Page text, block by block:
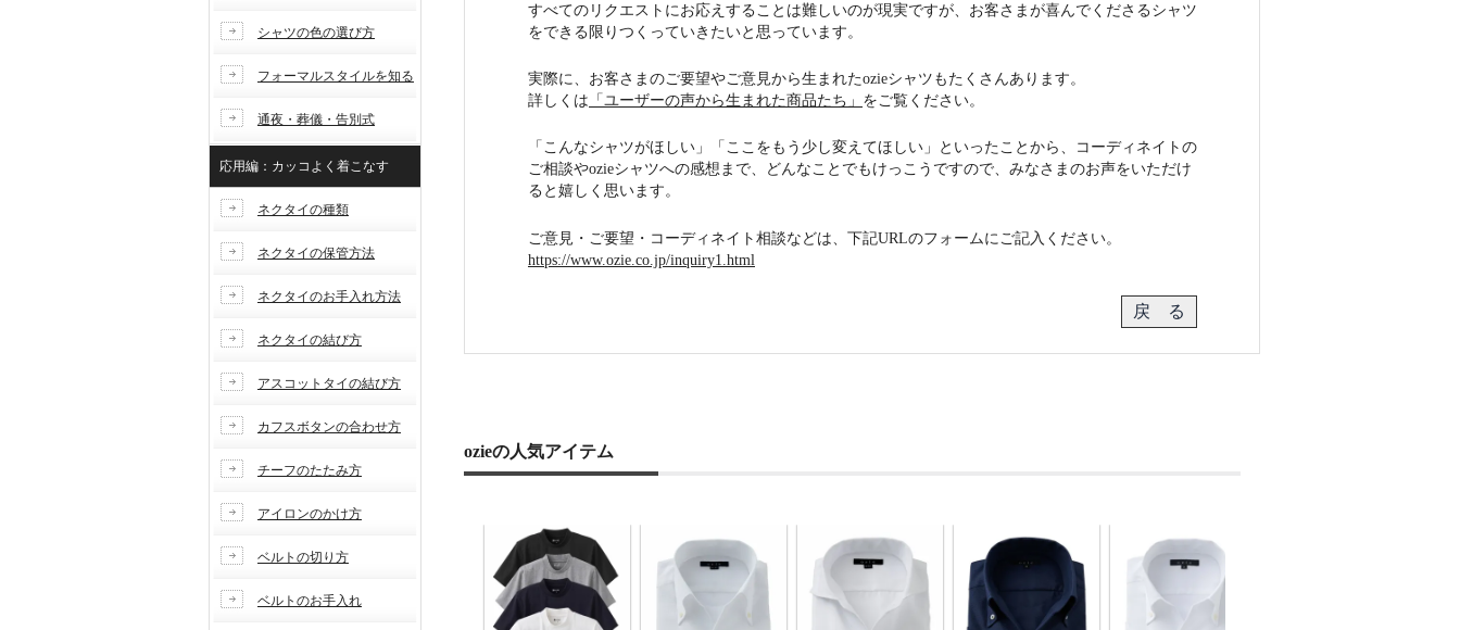
シャツの色の選び方
フォーマルスタイルを知る
通夜・葬儀・告別式
応用編：カッコよく着こなす
ネクタイの種類
ネクタイの保管方法
ネクタイのお手入れ方法
ネクタイの結び方
アスコットタイの結び方
カフスボタンの合わせ方
チーフのたたみ方
アイロンのかけ方
ベルトの切り方
ベルトのお手入れ
すべてのリクエストにお応えすることは難しいのが現実ですが、お客さまが喜んでくださるシャツ
をできる限りつくっていきたいと思っています。
実際に、お客さまのご要望やご意見から生まれたozieシャツもたくさんあります。
詳しくは 「ユーザーの声から生まれた商品たち」 をご覧ください。
「こんなシャツがほしい」「ここをもう少し変えてほしい」といったことから、コーディネイトの
ご相談やozieシャツへの感想まで、どんなことでもけっこうですので、みなさまのお声をいただけ
ると嬉しく思います。
ご意見・ご要望・コーディネイト相談などは、下記URLのフォームにご記入ください。
https://www.ozie.co.jp/inquiry1.html
ozieの人気アイテム